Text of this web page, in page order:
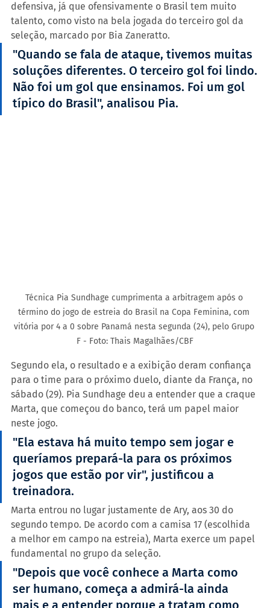
defensiva, já que ofensivamente o Brasil tem muito
talento, como visto na bela jogada do terceiro gol da
seleção, marcado por Bia Zaneratto.
"Quando se fala de ataque, tivemos muitas
soluções diferentes. O terceiro gol foi lindo.
Não foi um gol que ensinamos. Foi um gol
típico do Brasil", analisou Pia.
Técnica Pia Sundhage cumprimenta a arbitragem após o
término do jogo de estreia do Brasil na Copa Feminina, com
vitória por 4 a 0 sobre Panamá nesta segunda (24), pelo Grupo
F - Foto: Thais Magalhães/CBF
Segundo ela, o resultado e a exibição deram confiança
para o time para o próximo duelo, diante da França, no
sábado (29). Pia Sundhage deu a entender que a craque
Marta, que começou do banco, terá um papel maior
neste jogo.
"Ela estava há muito tempo sem jogar e
queríamos prepará-la para os próximos
jogos que estão por vir", justificou a
treinadora.
Marta entrou no lugar justamente de Ary, aos 30 do
segundo tempo. De acordo com a camisa 17 (escolhida
a melhor em campo na estreia), Marta exerce um papel
fundamental no grupo da seleção.
"Depois que você conhece a Marta como
ser humano, começa a admirá-la ainda